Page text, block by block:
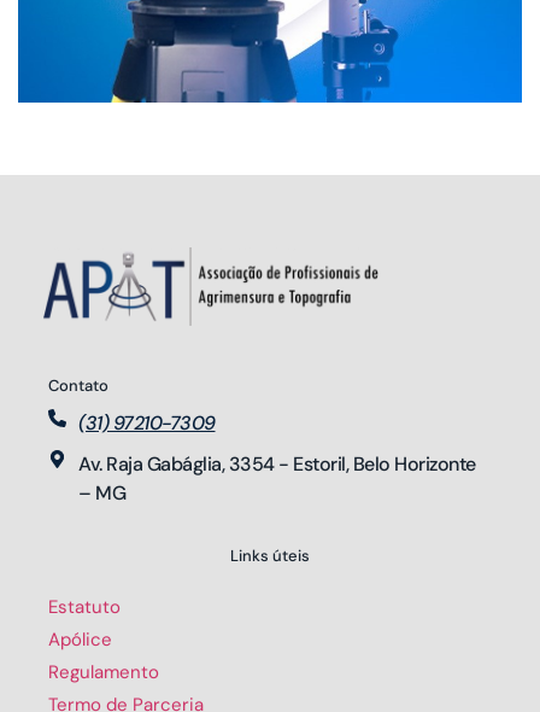
Contato
(31) 97210-7309
Av. Raja Gabáglia, 3354 - Estoril, Belo Horizonte
– MG
Links úteis
Estatuto
Apólice
Regulamento
Termo de Parceria